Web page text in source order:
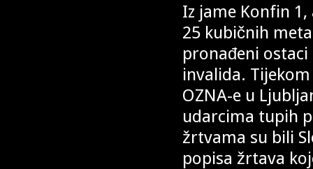
Iz jame Konfin
25 kubičnih
pronađeni
invalida.
OZNA-e u
udarcima tupih
žrtvama su bili
popisa žrtava